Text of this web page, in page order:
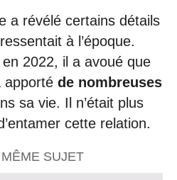
a révélé certains détails
à l’époque.
en 2022, il a avoué que
apporté de nombreuses
sa vie. Il n’était plus
cette relation.
SUJET